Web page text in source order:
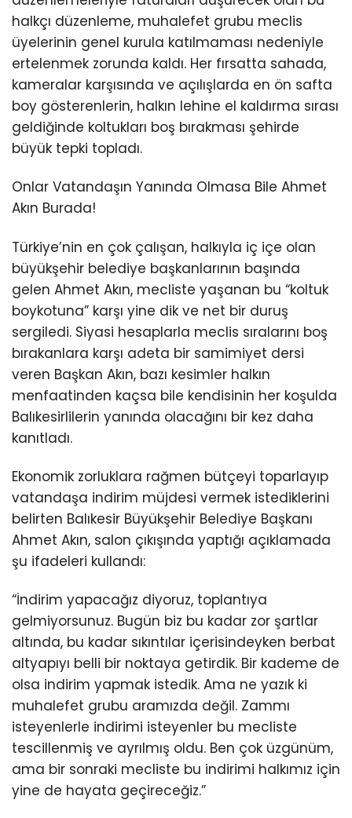
halkçı düzenleme, muhalefet grubu meclis
üyelerinin genel kurula katılmaması nedeniyle
ertelenmek zorunda kaldı. Her fırsatta sahada,
kameralar karşısında ve açılışlarda en ön safta
boy gösterenlerin, halkın lehine el kaldırma sırası
geldiğinde koltukları boş bırakması şehirde
büyük tepki topladı.
Onlar Vatandaşın Yanında Olmasa Bile Ahmet
Akın Burada!
Türkiye’nin en çok çalışan, halkıyla iç içe olan
büyükşehir belediye başkanlarının başında
gelen Ahmet Akın, mecliste yaşanan bu “koltuk
boykotuna” karşı yine dik ve net bir duruş
sergiledi. Siyasi hesaplarla meclis sıralarını boş
bırakanlara karşı adeta bir samimiyet dersi
veren Başkan Akın, bazı kesimler halkın
menfaatinden kaçsa bile kendisinin her koşulda
Balıkesirlilerin yanında olacağını bir kez daha
kanıtladı.
Ekonomik zorluklara rağmen bütçeyi toparlayıp
vatandaşa indirim müjdesi vermek istediklerini
belirten Balıkesir Büyükşehir Belediye Başkanı
Ahmet Akın, salon çıkışında yaptığı açıklamada
şu ifadeleri kullandı:
“İndirim yapacağız diyoruz, toplantıya
gelmiyorsunuz. Bugün biz bu kadar zor şartlar
altında, bu kadar sıkıntılar içerisindeyken berbat
altyapıyı belli bir noktaya getirdik. Bir kademe de
olsa indirim yapmak istedik. Ama ne yazık ki
muhalefet grubu aramızda değil. Zammı
isteyenlerle indirimi isteyenler bu mecliste
tescillenmiş ve ayrılmış oldu. Ben çok üzgünüm,
ama bir sonraki mecliste bu indirimi halkımız için
yine de hayata geçireceğiz.”